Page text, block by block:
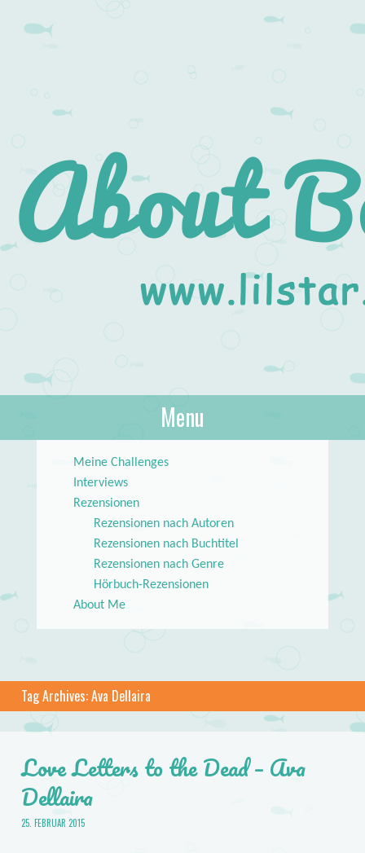
About Books
lilstar.de
Menu
Meine Challenges
Interviews
Rezensionen
Rezensionen nach Autoren
Rezensionen nach Buchtitel
Rezensionen nach Genre
Hörbuch-Rezensionen
About Me
Tag Archives:Ava Dellaira
Love Letters to the Dead – Ava
Dellaira
25. FEBRUAR 2015